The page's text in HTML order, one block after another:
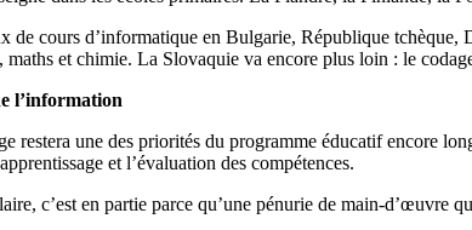
de cours d’informatique en Bulgarie, République
et chimie. La Slovaquie va encore plus loin : le
l’information
restera une des priorités du programme éducatif encore
et l’évaluation des compétences.
c’est en partie parce qu’une pénurie de main-d’œuvre